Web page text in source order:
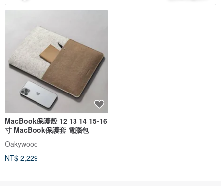
MacBook保護殼 12 13 14 15-16
寸 MacBook保護套 電腦包
Oakywood
NT$ 2,229